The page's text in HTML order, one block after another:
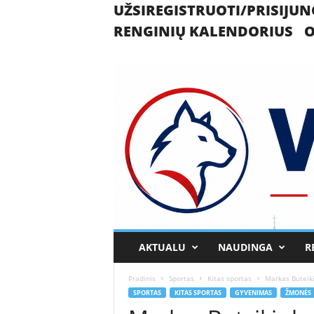
UŽSIREGISTRUOTI/
RENGINIŲ KALENDORIUS
m
AKTUALU NAUDINGA
Pradinis Sportas Kitas sportas Markas
SPORTAS KITAS SPORTAS GYVENIMAS ŽMONĖS